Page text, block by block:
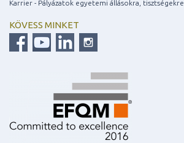
Karrier - Pályázatok egyetemi állásokra, tisztségekre
KÖVESS MINKET